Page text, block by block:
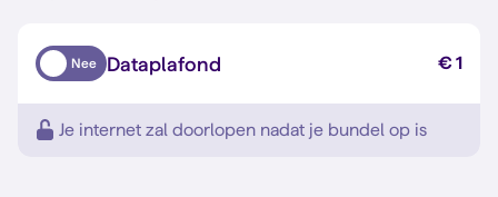
Nee Dataplafond € 1
Je internet zal doorlopen nadat je bundel op is